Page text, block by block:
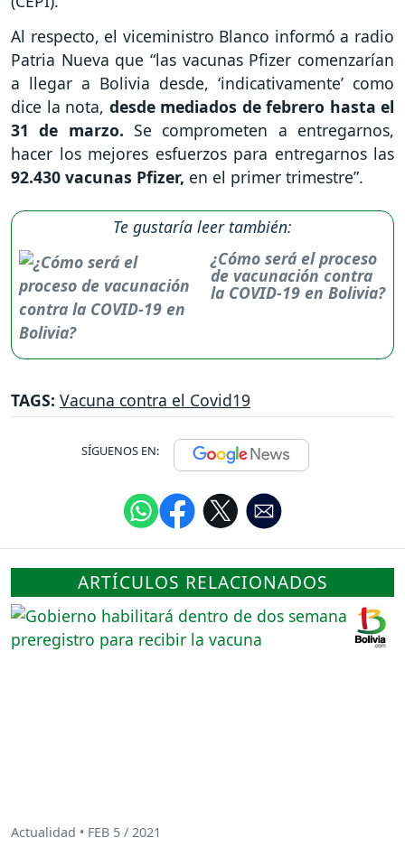
Al respecto, el viceministro Blanco informó a radio
Patria Nueva que “las vacunas Pfizer comenzarían
a llegar a Bolivia desde, ‘indicativamente’ como
dice la nota, desde mediados de febrero hasta el
31 de marzo. Se comprometen a entregarnos,
hacer los mejores esfuerzos para entregarnos las
92.430 vacunas Pfizer, en el primer trimestre”.
Te gustaría leer también:
¿Cómo será el proceso
de vacunación contra
la COVID-19 en Bolivia?
TAGS: Vacuna contra el Covid19
SÍGUENOS EN:
ARTÍCULOS RELACIONADOS
Actualidad • FEB 5 / 2021